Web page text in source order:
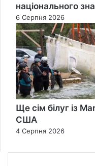
національного
6 Серпня 2026
Ще сім білуг із
США
4 Серпня 2026